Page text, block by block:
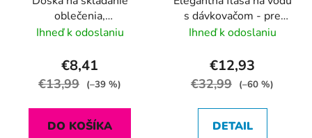
oblečenia,
rýchloskladanie
Ihneď k odoslaniu
€8,41
€13,99 (–39 %)
DO KOŠÍKA
s dávkovačom - pre
psov a mačky (400ml)
Ihneď k odoslaniu
€12,93
€32,99 (–60 %)
DETAIL